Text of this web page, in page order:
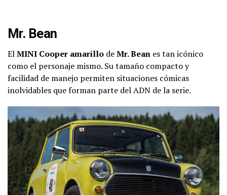
Mr. Bean
ElMINI Cooper amarillo deMr. Bean es tan icónico
como el personaje mismo. Su tamaño compacto y
facilidad de manejo permiten situaciones cómicas
inolvidables que forman parte del ADN de la serie.